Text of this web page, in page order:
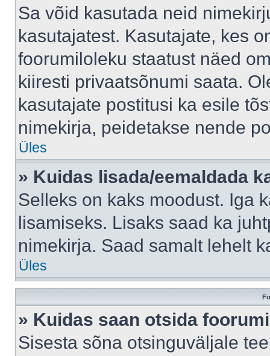
Sa võid kasutada neid
kasutajatest. Kasutajate, kes
foorumiloleku staatust näed
kiiresti privaatsõnumi saata.
kasutajate postitusi ka esile
nimekirja, peidetakse nende
Üles
» Kuidas lisada/eemaldada
Selleks on kaks moodust. Iga
lisamiseks. Lisaks saad ka
nimekirja. Saad samalt lehelt
Üles
» Kuidas saan otsida
Sisesta sõna otsinguväljale